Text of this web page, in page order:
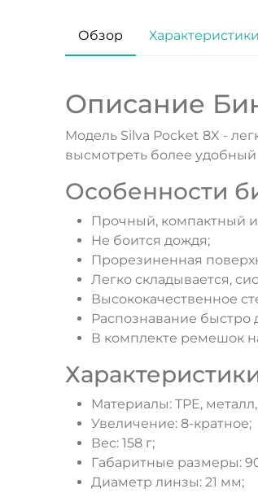
Обзор Характеристики
Описание
Модель Silva Pocket 8X -
высмотреть более
Особенности
Прочный, компактный и
Не боится дождя;
Прорезиненная
Легко складывается,
Высококачественное
Распознавание быстро
В комплекте ремешок
Материалы: TPE,
Увеличение: 8-кратное;
Вес: 158 г;
Габаритные размеры:
Диаметр линзы: 21 мм;